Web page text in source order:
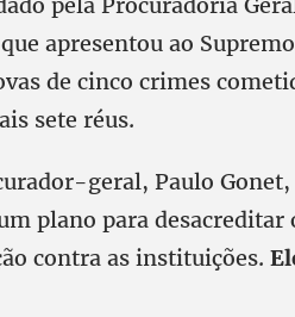
apresentou ao Supremo
de cinco crimes
sete réus.
geral, Paulo Gonet,
plano para desacreditar
contra as instituições.